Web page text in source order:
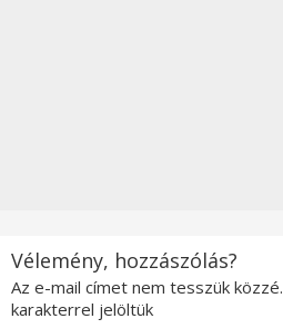
Vélemény, hozzászólás?
Az e-mail címet nem tesszük közzé.
karakterrel jelöltük